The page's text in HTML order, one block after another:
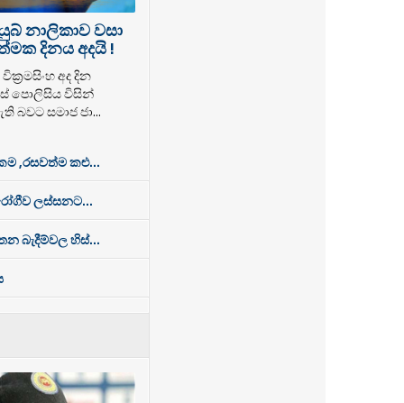
නාලිකාව වසා
දිනය අදයි !
අද දින
පොලිසිය විසින්
බවට සමාජ ජා...
,රසවත්ම කළු...
ලස්සනට...
බැදීම්වල හිස්...